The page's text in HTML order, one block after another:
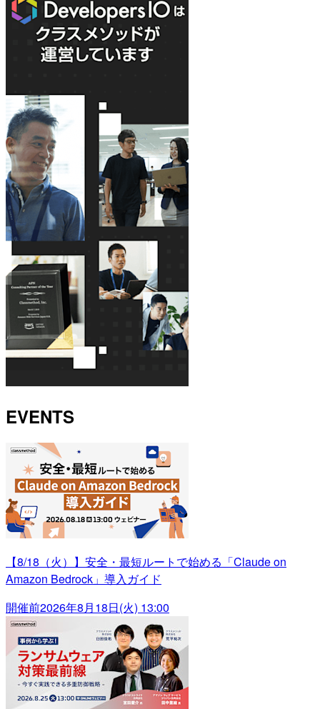
EVENTS
【8/18（火）】安全・最短ルートで始める「Claude on
Amazon Bedrock」導入ガイド
開催前2026年8月18日(火) 13:00